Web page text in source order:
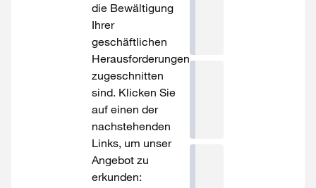
die Bewältigung
Ihrer
geschäftlichen
Herausforderungen
zugeschnitten
sind. Klicken Sie
auf einen der
nachstehenden
Links, um unser
Angebot zu
erkunden: